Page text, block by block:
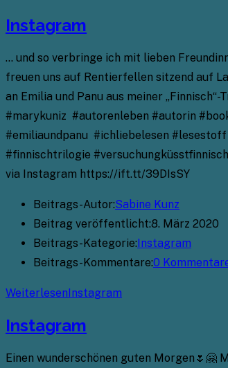
Instagram
… und so verbringe ich mit lieben
freuen uns auf Rentierfellen sitzend auf
an Emilia und Panu aus meiner
#marykuniz #autorenleben #autorin
#emiliaundpanu #ichliebelesen
#finnischtrilogie
via Instagram https://ift.tt/39DIsSY
Beitrags-Autor:Sabine Kunz
Beitrag veröffentlicht:8. März 2020
Beitrags-Kategorie:Instagram
Beitrags-Kommentare:0
WeiterlesenInstagram
Instagram
Einen wunderschönen guten Morgen🌷🤗